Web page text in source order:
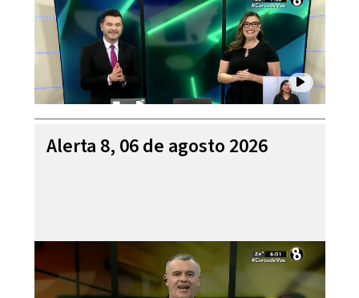
Alerta 8, 06 de agosto 2026